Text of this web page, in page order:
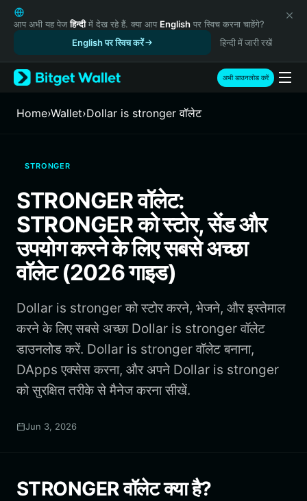
English
日本語
Русский
Español (Latinoamérica)
Türkçe
Italiano
繁體中文
Português (Portugal)
Bahasa Indonesia
ภาษาไทย
Español
Português (Brasil)
Español (Argentina)
आप अभी यह पेजहिन्दीमें देख रहे हैं. क्या आप English पर स्विच करना चाहेंगे?
English पर स्विच करें
हिन्दी में जारी रखें
अभी डाउनलोड करें
Home›Wallet›Dollar is stronger वॉलेट
STRONGER
STRONGER वॉलेट:
STRONGER को स्टोर, सेंड और
उपयोग करने के लिए सबसे अच्छा
वॉलेट (2026 गाइड)
Dollar is stronger को स्टोर करने, भेजने, और इस्तेमाल
करने के लिए सबसे अच्छा Dollar is stronger वॉलेट
डाउनलोड करें. Dollar is stronger वॉलेट बनाना,
DApps एक्सेस करना, और अपने Dollar is stronger
को सुरक्षित तरीके से मैनेज करना सीखें.
Jun 3, 2026
STRONGER वॉलेट क्या है?